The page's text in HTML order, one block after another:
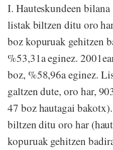
I. Hauteskundeen
listak biltzen ditu oro
boz kopuruak gehitzen
%53,31a eginez.
boz, %58,96a eginez.
galtzen dute, oro har,
47 boz hautagai
biltzen ditu oro har
kopuruak gehitzen